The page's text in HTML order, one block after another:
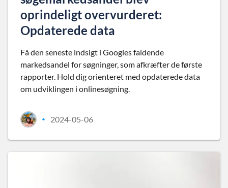
oprindeligt overvurderet:
Opdaterede data
Få den seneste indsigt i Googles faldende
markedsandel for søgninger, som afkræfter de første
rapporter. Hold dig orienteret med opdaterede data
om udviklingen i onlinesøgning.
• 2024-05-06